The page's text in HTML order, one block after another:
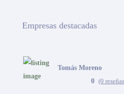
Empresas destacadas
Tomás Moreno
0 (0